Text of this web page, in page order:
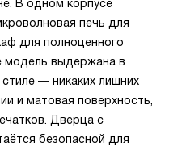
В одном корпусе
печь для
для полноценного
модель выдержана в
— никаких лишних
и матовая поверхность,
Дверца с
безопасной для